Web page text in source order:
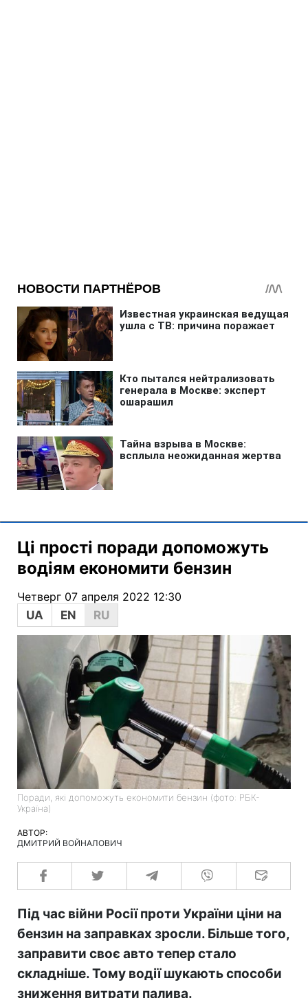
Ці прості поради допоможуть
водіям економити бензин
Четверг 07 апреля 2022 12:30
UA
EN RU
Поради, які допоможуть економити бензин (фото: РБК-
Україна)
АВТОР:
ДМИТРИЙ ВОЙНАЛОВИЧ
Під час війни Росії проти України ціни на
бензин на заправках зросли. Більше того,
заправити своє авто тепер стало
складніше. Тому водії шукають способи
зниження витрати палива.